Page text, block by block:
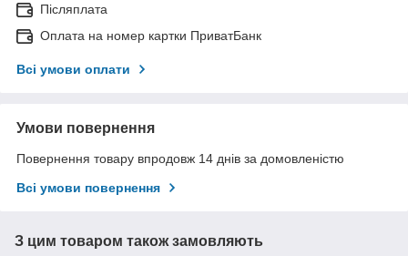
Післяплата
Оплата на номер картки ПриватБанк
Всі умови оплати
Умови повернення
Повернення товару впродовж 14 днів за домовленістю
Всі умови повернення
З цим товаром також замовляють